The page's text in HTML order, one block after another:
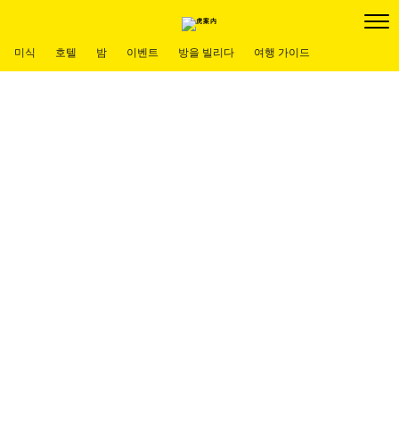
미식 호텔 밤 이벤트 방을 빌리다 여행 가이드